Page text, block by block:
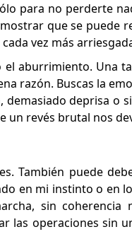
para no perderte
que se puede
vez más
aburrimiento. Una
razón. Buscas la
deprisa o
un revés brutal nos
También puede
en mi instinto o en
sin coherencia
las operaciones sin